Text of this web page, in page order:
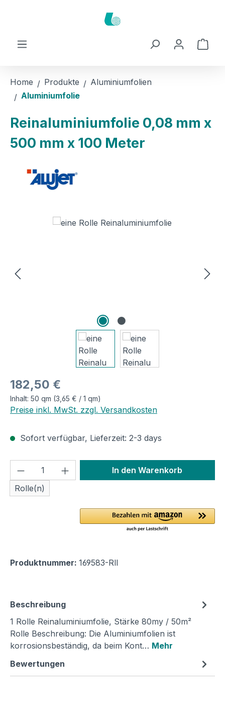
Home Produkte
Aluminiumfolien
Aluminiumfolie
Reinaluminiumfolie 0,08 mm x
500 mm x 100 Meter
Bildergalerie überspringen
Regulärer Preis:
182,50 €
Inhalt: 50 qm (3,65 € / 1 qm)
Preise inkl. MwSt. zzgl. Versandkosten
Sofort verfügbar, Lieferzeit: 2-3 days
Produkt Anzahl: Gib den
Rolle(n)
In den Warenkorb
Produktnummer: 169583-Rll
Beschreibung
1 Rolle Reinaluminiumfolie, Stärke 80my / 50m²
Rolle Beschreibung: Die Aluminiumfolien ist
korrosionsbeständig, da beim Kont… Mehr
Bewertungen